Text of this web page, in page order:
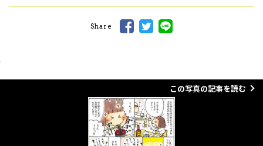
Share
この写真の記事を読む